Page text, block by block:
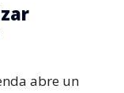
abre un